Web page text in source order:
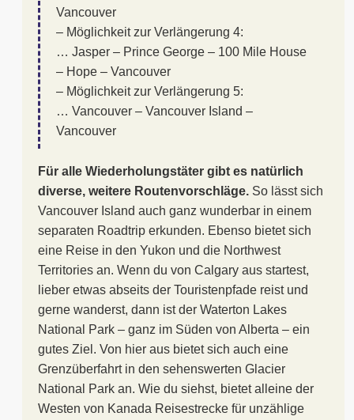
Vancouver
– Möglichkeit zur Verlängerung 4:
… Jasper – Prince George – 100 Mile House
– Hope – Vancouver
– Möglichkeit zur Verlängerung 5:
… Vancouver – Vancouver Island –
Vancouver
Für alle Wiederholungstäter gibt es natürlich
diverse, weitere Routenvorschläge. So lässt sich
Vancouver Island auch ganz wunderbar in einem
separaten Roadtrip erkunden. Ebenso bietet sich
eine Reise in den Yukon und die Northwest
Territories an. Wenn du von Calgary aus startest,
lieber etwas abseits der Touristenpfade reist und
gerne wanderst, dann ist der Waterton Lakes
National Park – ganz im Süden von Alberta – ein
gutes Ziel. Von hier aus bietet sich auch eine
Grenzüberfahrt in den sehenswerten Glacier
National Park an. Wie du siehst, bietet alleine der
Westen von Kanada Reisestrecke für unzählige